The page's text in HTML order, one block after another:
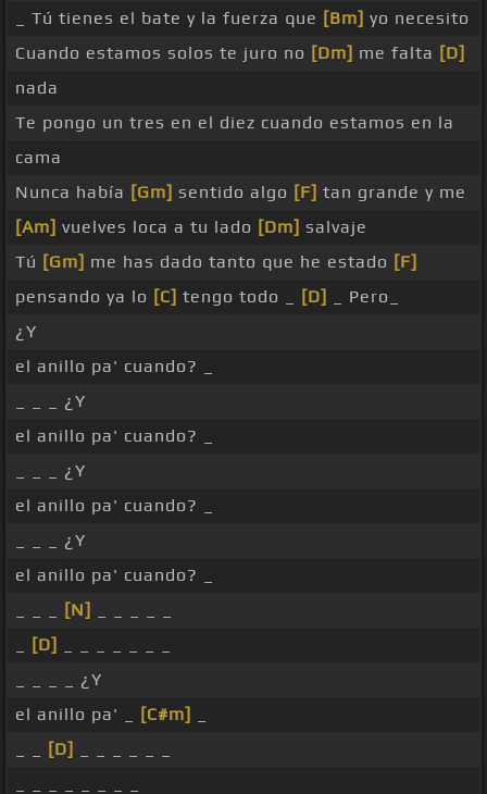
_ Tú tienes el bate y la fuerza que [Bm] yo necesito
Cuando estamos solos te juro no [Dm] me falta [D]
nada
Te pongo un tres en el diez cuando estamos en la
cama
Nunca había [Gm] sentido algo [F] tan grande y me
[Am] vuelves loca a tu lado [Dm] salvaje
Tú [Gm] me has dado tanto que he estado [F]
pensando ya lo [C] tengo todo _ [D]
_ Pero_
¿Y
el anillo pa' cuando? _
_ _ _ ¿Y
el anillo pa' cuando? _
_ _ _ ¿Y
el anillo pa' cuando? _
_ _ _ ¿Y
el anillo pa' cuando? _
[N]
[D]
_ _ _ _ ¿Y
el anillo pa' _
[C#m]
[D]